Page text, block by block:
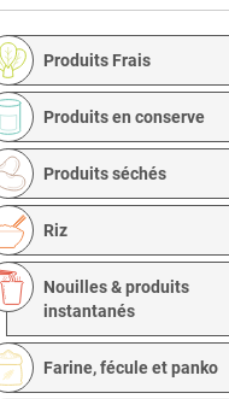
Produits Frais
Produits en conserve
Produits séchés
Riz
Nouilles & produits
instantanés
Farine, fécule et panko